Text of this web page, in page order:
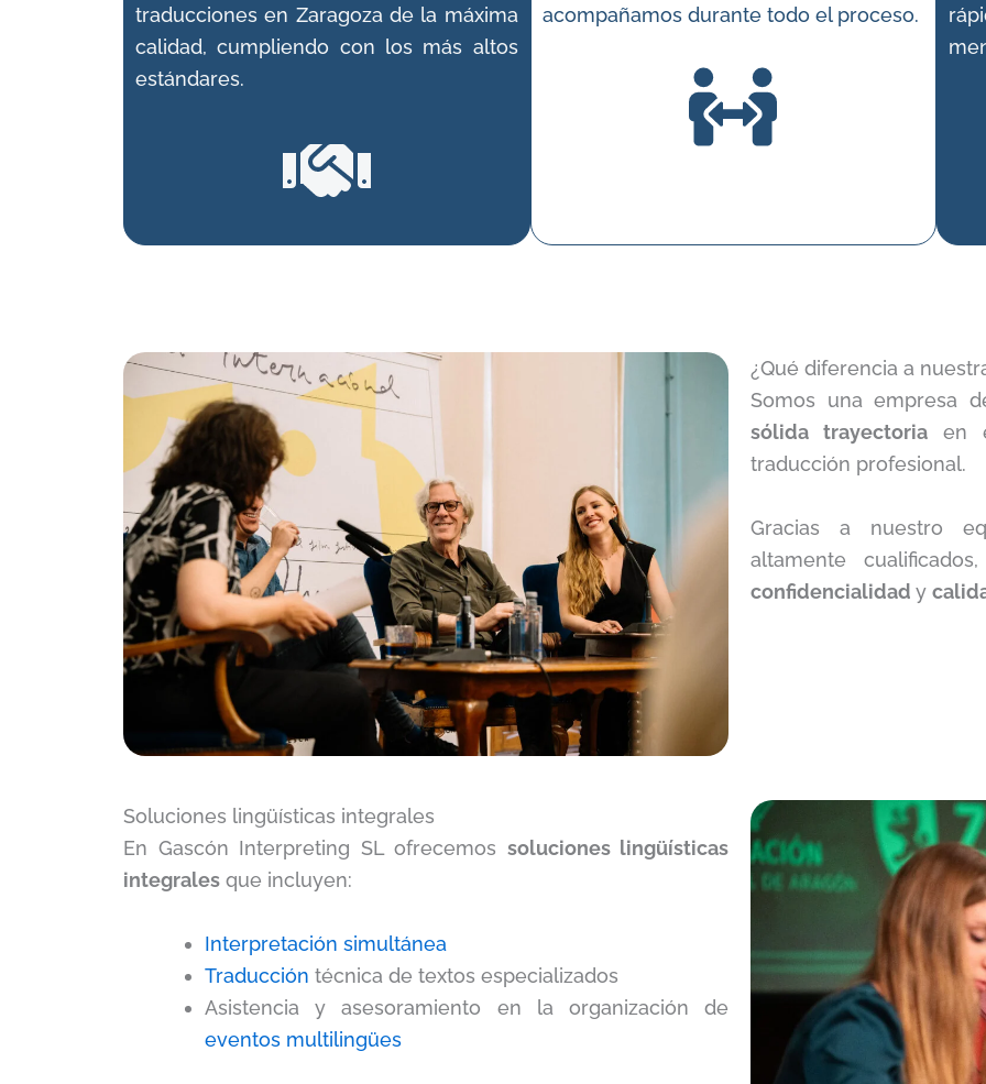
traducciones en Zaragoza de la máxima
calidad, cumpliendo con los más altos
estándares.
acompañamos durante todo el proceso.
¿Qué diferencia a
Somos una empresa
sólida trayectoriaen
traducción profesional.
Gracias a nuestro
altamente
confidencialidad y
Soluciones lingüísticas integrales
En Gascón Interpreting SL ofrecemos soluciones lingüísticas
integrales que incluyen:
Interpretación simultánea
Traducción técnica de textos especializados
Asistencia y asesoramiento en la organización de
eventos multilingües